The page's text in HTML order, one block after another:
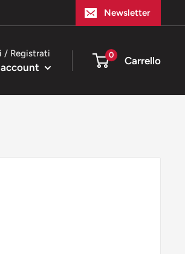
Newsletter
/ Registrati 0 Carrello